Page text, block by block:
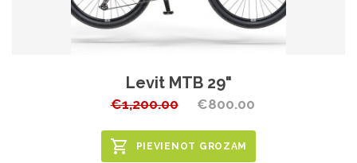
Levit MTB 29"
€1,200.00 €800.00
PIEVIENOT GROZAM